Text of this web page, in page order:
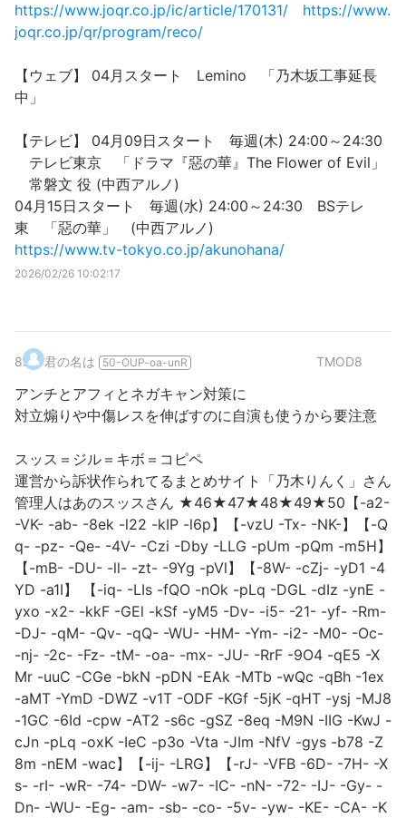
https://www.joqr.co.jp/ic/article/170131/
https://www.
joqr.co.jp/qr/program/reco/
【ウェブ】 04月スタート Lemino 「乃木坂工事延長
中」
【テレビ】 04月09日スタート 毎週(木) 24:00～24:30
テレビ東京 「ドラマ『惡の華』The Flower of Evil」
常磐文 役 (中西アルノ)
04月15日スタート 毎週(水) 24:00～24:30 BSテレ
東 「惡の華」 (中西アルノ)
https://www.tv-tokyo.co.jp/akunohana/
2026/02/26 10:02:17
8. 君の名は 50-OUP-oa-unR TMOD8
アンチとアフィとネガキャン対策に
対立煽りや中傷レスを伸ばすのに自演も使うから要注意
スッス＝ジル＝キボ＝コピペ
運営から訴状作られてるまとめサイト「乃木りんく」さん
管理人はあのスッスさん ★46★47★48★49★50【-a2-
-VK- -ab- -8ek -l22 -kIP -l6p】【-vzU -Tx- -NK-】【-Q
q- -pz- -Qe- -4V- -Czi -Dby -LLG -pUm -pQm -m5H】
【-mB- -DU- -ll- -zt- -9Yg -pVl】【-8W- -cZj- -yD1 -4
YD -a1I】 【-iq- -LIs -fQO -nOk -pLq -DGL -dIz -ynE -
yxo -x2- -kkF -GEl -kSf -yM5 -Dv- -i5- -21- -yf- -Rm-
-DJ- -qM- -Qv- -qQ- -WU- -HM- -Ym- -i2- -M0- -Oc-
-nj- -2c- -Fz- -tM- -oa- -mx- -JU- -RrF -9O4 -qE5 -X
Mr -uuC -CGe -bkN -pDN -EAk -MTb -wQc -qBh -1ex
-aMT -YmD -DWZ -v1T -ODF -KGf -5jK -qHT -ysj -MJ8
-1GC -6Id -cpw -AT2 -s6c -gSZ -8eq -M9N -IIG -KwJ -
cJn -pLq -oxK -IeC -p3o -Vta -JIm -NfV -gys -b78 -Z
8m -nEM -wac】【-ij- -LRG】【-rJ- -VFB -6D- -7H- -X
s- -rI- -wR- -74- -DW- -w7- -IC- -nN- -72- -IJ- -Gy- -
Dn- -WU- -Eg- -am- -sb- -co- -5v- -yw- -KE- -CA- -K